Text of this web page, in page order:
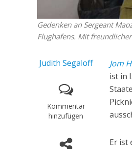
Gedenken an Sergeant
Flughafens. Mit
Judith Segaloff
Kommentar
hinzufügen
Jom
ist in
Er ist